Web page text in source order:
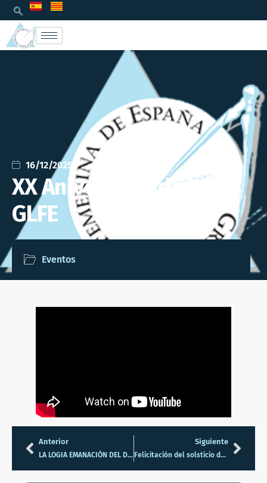
16/12/2025
XX Aniversario de la
GLFE
Eventos
Anterior
LA LOGIA EMANACIÓN DEL DRAGO FRENTE A LA INTELIGENCIA ARTIFICIAL
Siguiente
Felicitación del solsticio de invierno 2025